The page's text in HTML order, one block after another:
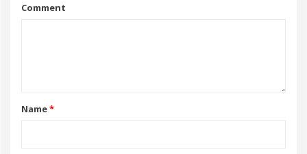
Comment
Name*